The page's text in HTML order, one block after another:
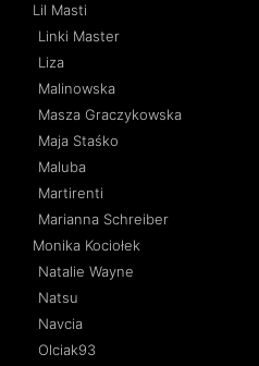
Lil Masti
Linki Master
Liza
Malinowska
Masza Graczykowska
Maja Staśko
Maluba
Martirenti
Marianna Schreiber
Monika Kociołek
Natalie Wayne
Natsu
Navcia
Olciak93